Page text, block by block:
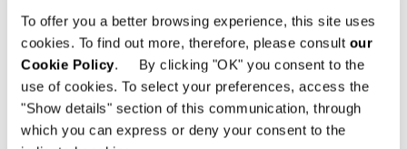
To offer you a better browsing experience, this site uses
cookies. To find out more, therefore, please consult our
Cookie Policy. By clicking "OK" you consent to the
use of cookies. To select your preferences, access the
"Show details" section of this communication, through
which you can express or deny your consent to the